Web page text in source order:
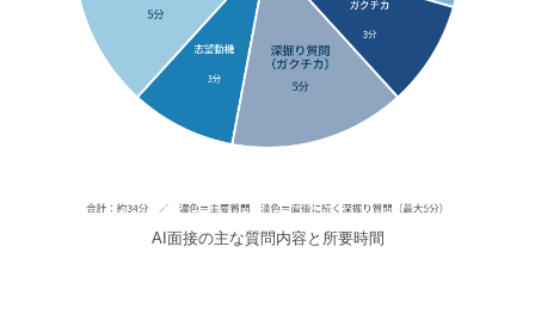
AI面接の主な質問内容と所要時間